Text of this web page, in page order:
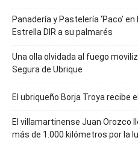
Panadería y Pastelería ‘Paco’
Estrella DIR a su palmarés
Una olla olvidada al fuego
Segura de Ubrique
El ubriqueño Borja Troya recibe
El villamartinense Juan Orozco
más de 1.000 kilómetros por la